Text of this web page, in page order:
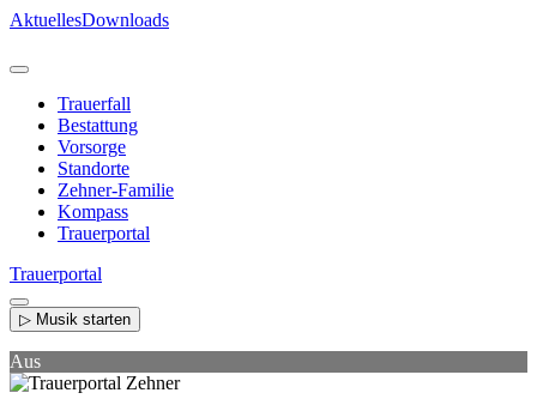
Direkt
Inhalt
AktuellesDownloads
Trauerfall
Bestattung
Vorsorge
Standorte
Zehner-Familie
Kompass
Trauerportal
Trauerportal
▷ Musik starten
Aus